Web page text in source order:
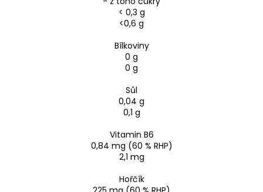
< 0,3 g
<0,6 g
Bílkoviny
0 g
0 g
Sůl
0,04 g
0,1 g
Vitamin B6
0,84 mg (60 % RHP)
2,1 mg
Hořčík